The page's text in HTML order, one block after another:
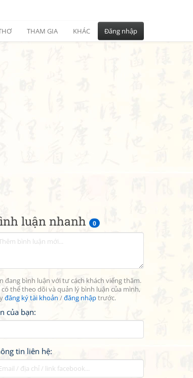
THAM GIA KHÁC Đăng nhập
luận nhanh 0
đang bình luận với tư cách khách viếng thăm.
thể theo dõi và quản lý bình luận của mình,
đăng ký tài khoản /đăng nhậptrước.
của bạn:
tin liên hệ: